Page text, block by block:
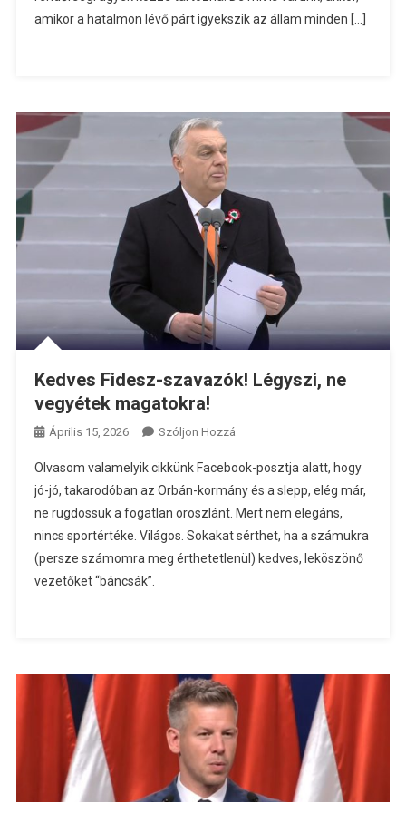
amikor a hatalmon lévő párt igyekszik az állam minden […]
Kedves Fidesz-szavazók! Légyszi, ne
vegyétek magatokra!
Április 15, 2026 Szóljon HozzáA
Fidesz-
Szavazók!
Légyszi,
Ne
Vegyétek
Olvasom valamelyik cikkünk Facebook-posztja alatt, hogy
jó-jó, takarodóban az Orbán-kormány és a slepp, elég már,
ne rugdossuk a fogatlan oroszlánt. Mert nem elegáns,
nincs sportértéke. Világos. Sokakat sérthet, ha a számukra
(persze számomra meg érthetetlenül) kedves, leköszönő
vezetőket “báncsák”.